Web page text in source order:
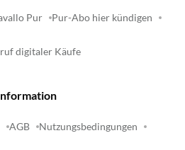
Pur Pur-Abo hier kündigen
digitaler Käufe
AGB Nutzungsbedingungen